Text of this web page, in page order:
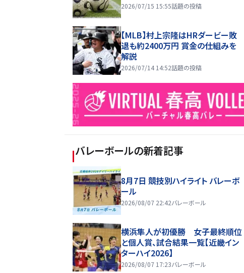
2026/07/15 15:55話題の投稿
【MLB】村上宗隆はHRダービー敗
退も約2400万円 賞金の仕組みを
解説
2026/07/14 14:52話題の投稿
バレーボールの新着記事
8月7日 競技別ハイライト バレーボ
ール
2026/08/07 22:42バレーボール
横浜隼人が初優勝 女子最終順位
と個人賞、試合結果一覧【近畿イン
ターハイ2026】
2026/08/07 17:23バレーボール